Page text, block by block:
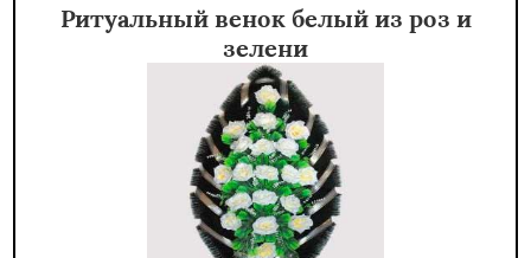
Ритуальный венок белый из роз и
зелени